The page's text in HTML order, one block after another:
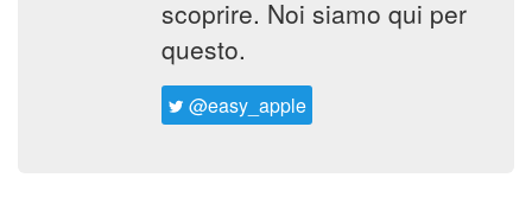
scoprire. Noi siamo qui per
questo.
@easy_apple